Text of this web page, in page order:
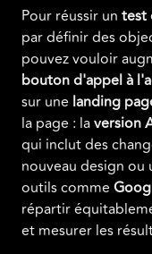
Pour réussir un test
par définir des
pouvez vouloir
bouton d'appel à
sur une landing
la page : laversion
qui inclut des
nouveau design ou
outils comme
répartir
et mesurer les